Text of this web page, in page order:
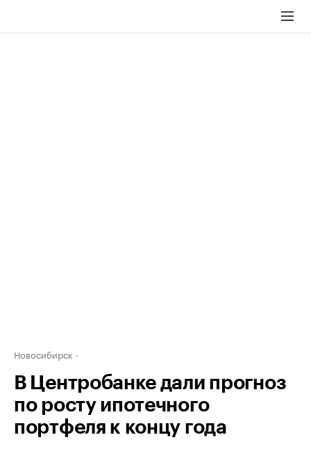
Новосибирск
В Центробанке дали прогноз
по росту ипотечного
портфеля к концу года